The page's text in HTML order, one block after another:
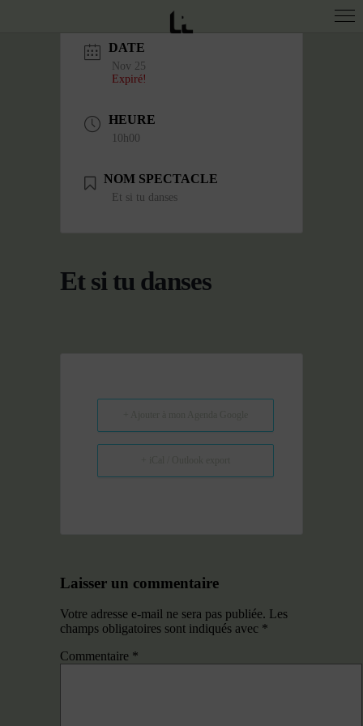
DATE
Nov 25
Expiré!
HEURE
10h00
NOM SPECTACLE
Et si tu danses
Et si tu danses
Laisser un commentaire
Votre adresse e-mail ne sera pas publiée. Les
champs obligatoires sont indiqués avec *
Commentaire *